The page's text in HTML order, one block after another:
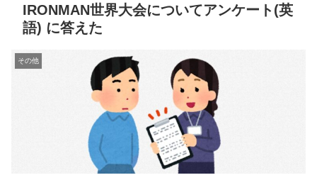
IRONMAN世界大会についてアンケート(英
語) に答えた
その他